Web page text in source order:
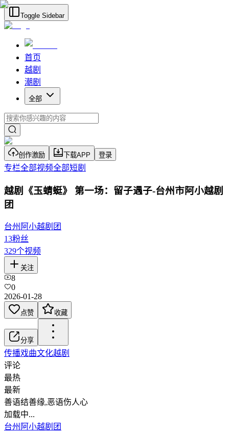
Toggle Sidebar
首页
越剧
潮剧
全部
创作激励 下载APP 登录
专栏全部视频全部短剧
越剧《玉蜻蜓》 第一场：留子遇子-台州市阿小越剧
团
台州阿小越剧团
13粉丝
329个视频
关注
8
0
2026-01-28
点赞 收藏
分享
传播戏曲文化越剧
评论
最热
最新
善语结善缘,恶语伤人心
加载中...
台州阿小越剧团